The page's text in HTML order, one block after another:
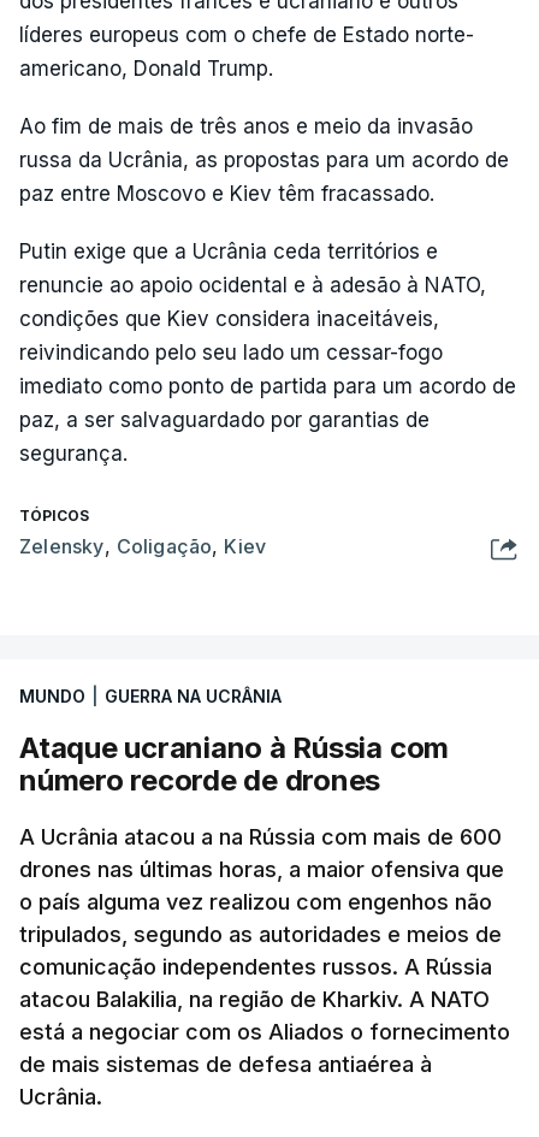
líderes europeus com o chefe de Estado norte-
americano, Donald Trump.
Ao fim de mais de três anos e meio da invasão
russa da Ucrânia, as propostas para um acordo de
paz entre Moscovo e Kiev têm fracassado.
Putin exige que a Ucrânia ceda territórios e
renuncie ao apoio ocidental e à adesão à NATO,
condições que Kiev considera inaceitáveis,
reivindicando pelo seu lado um cessar-fogo
imediato como ponto de partida para um acordo de
paz, a ser salvaguardado por garantias de
segurança.
TÓPICOS
Zelensky, Coligação, Kiev
MUNDO GUERRA NA UCRÂNIA
Ataque ucraniano à Rússia com
número recorde de drones
A Ucrânia atacou a na Rússia com mais de 600
drones nas últimas horas, a maior ofensiva que
o país alguma vez realizou com engenhos não
tripulados, segundo as autoridades e meios de
comunicação independentes russos. A Rússia
atacou Balakilia, na região de Kharkiv. A NATO
está a negociar com os Aliados o fornecimento
de mais sistemas de defesa antiaérea à
Ucrânia.